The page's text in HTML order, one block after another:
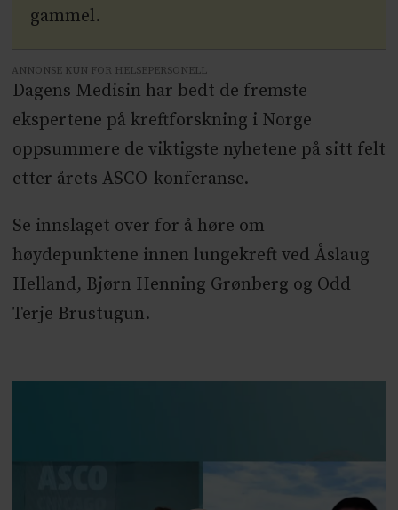
gammel.
ANNONSE KUN FOR HELSEPERSONELL
Dagens Medisin har bedt de fremste
ekspertene på kreftforskning i Norge
oppsummere de viktigste nyhetene på sitt felt
etter årets ASCO-konferanse.
Se innslaget over for å høre om
høydepunktene innen lungekreft ved Åslaug
Helland, Bjørn Henning Grønberg og Odd
Terje Brustugun.